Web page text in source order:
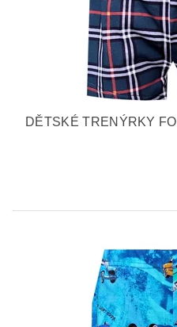
DĚTSKÉ TRENÝRKY